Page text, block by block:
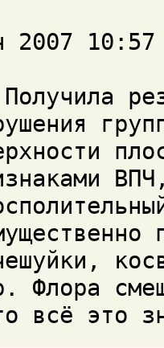
10:57
всё это